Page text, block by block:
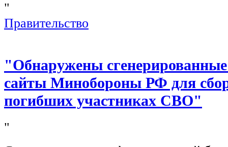
"
Правительство
"Обнаружены
сайты Минобороны РФ для
погибших участниках СВО"
"